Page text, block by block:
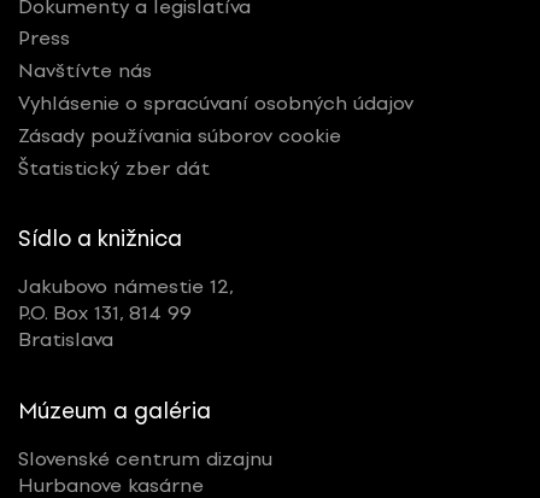
Dokumenty a legislatíva
Press
Navštívte nás
Vyhlásenie o spracúvaní osobných údajov
Zásady používania súborov cookie
Štatistický zber dát
Sídlo a knižnica
Jakubovo námestie 12,
P.O. Box 131, 814 99
Bratislava
Múzeum a galéria
Slovenské centrum dizajnu
Hurbanove kasárne